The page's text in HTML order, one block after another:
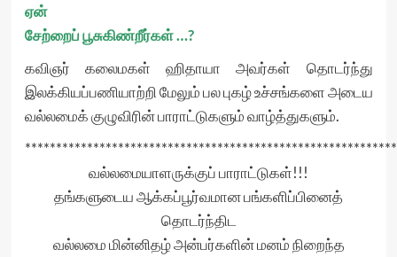
ஏன்
சேற்றைப் பூசுகிண்றீர்கள் …?
கவிஞர் கலைமகள் ஹிதாயா அவர்கள் தொடர்ந்து
இலக்கியப்பணியாற்றி மேலும் பல புகழ் உச்சங்களை அடைய
வல்லமைக் குழுவிரின் பாராட்டுகளும் வாழ்த்துகளும்.
வல்லமையாளருக்குப் பாராட்டுகள்!!!
தங்களுடைய ஆக்கப்பூர்வமான பங்களிப்பினைத்
தொடர்ந்திட
வல்லமை மின்னிதழ் அன்பர்களின் மனம் நிறைந்த